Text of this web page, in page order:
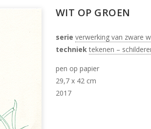
WIT OP GROEN
serie verwerking van zware
techniek tekenen –
pen op papier
29,7 x 42 cm
2017